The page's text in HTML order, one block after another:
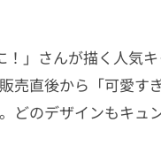
」さんが描く人気
直後から「可愛す
どのデザインもキ